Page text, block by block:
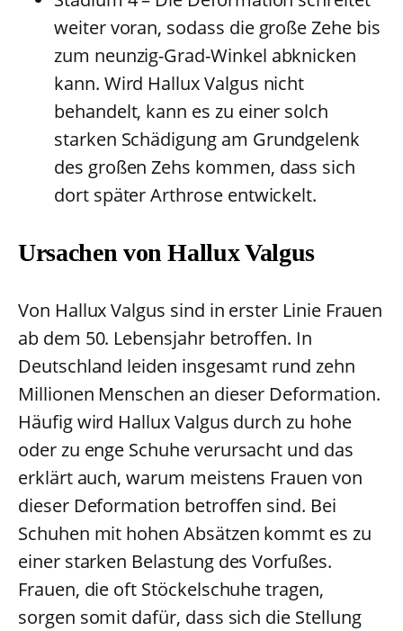
weiter voran, sodass die große Zehe bis
zum neunzig-Grad-Winkel abknicken
kann. Wird Hallux Valgus nicht
behandelt, kann es zu einer solch
starken Schädigung am Grundgelenk
des großen Zehs kommen, dass sich
dort später Arthrose entwickelt.
Ursachen von Hallux Valgus
Von Hallux Valgus sind in erster Linie Frauen
ab dem 50. Lebensjahr betroffen. In
Deutschland leiden insgesamt rund zehn
Millionen Menschen an dieser Deformation.
Häufig wird Hallux Valgus durch zu hohe
oder zu enge Schuhe verursacht und das
erklärt auch, warum meistens Frauen von
dieser Deformation betroffen sind. Bei
Schuhen mit hohen Absätzen kommt es zu
einer starken Belastung des Vorfußes.
Frauen, die oft Stöckelschuhe tragen,
sorgen somit dafür, dass sich die Stellung